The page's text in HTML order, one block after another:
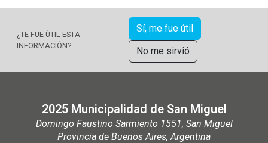
¿TE FUE ÚTIL ESTA
INFORMACIÓN?
Sí, me fue útil
No me sirvió
2025 Municipalidad de San Miguel
Domingo Faustino Sarmiento 1551, San Miguel
Provincia de Buenos Aires, Argentina